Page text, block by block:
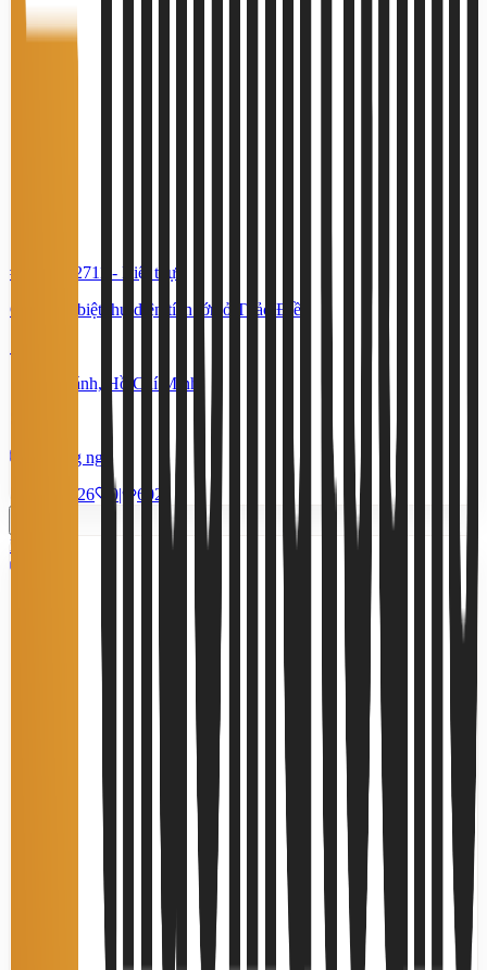
#TS62302711 - Biệt thự
Cho thuê biệt thự diện tích lớn ở Thảo Điền
An Khánh, Hồ Chí Minh
6 phòng ngủ
28/7/2026
0| 602
Miễn phí